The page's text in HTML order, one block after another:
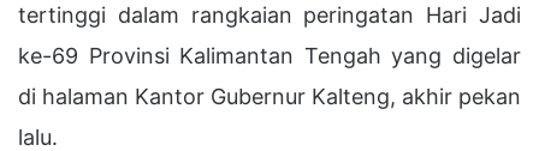
tertinggi dalam rangkaian peringatan Hari Jadi
ke-69 Provinsi Kalimantan Tengah yang digelar
di halaman Kantor Gubernur Kalteng, akhir pekan
lalu.